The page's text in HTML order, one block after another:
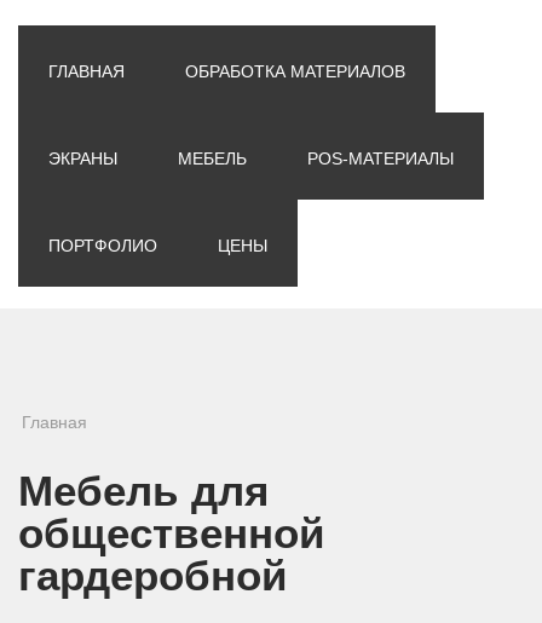
ГЛАВНАЯ ОБРАБОТКА МАТЕРИАЛОВ
ЭКРАНЫ МЕБЕЛЬ POS-МАТЕРИАЛЫ
ПОРТФОЛИО ЦЕНЫ
Вы здесь
Главная
Мебель для
общественной
гардеробной